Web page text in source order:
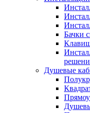
Бачки
Душевые